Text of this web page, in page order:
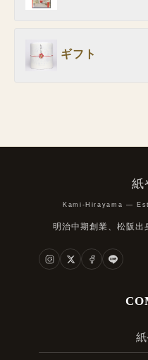
ギフト
紙
Kami-Hirayama —
明治中期創業、松阪出